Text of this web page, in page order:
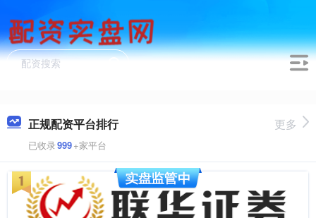
正规配资平台排行
已收录999+家平台
更多